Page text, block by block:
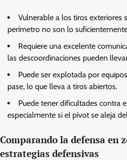
Vulnerable a los tiros exteriores
perímetro no son lo
Requiere una excelente
las descoordinaciones pueden
Puede ser explotada por
pase, lo que lleva a tiros abiertos.
Puede tener dificultades contra
especialmente si el pívot se aleja
Comparando la defensa en
estrategias defensivas